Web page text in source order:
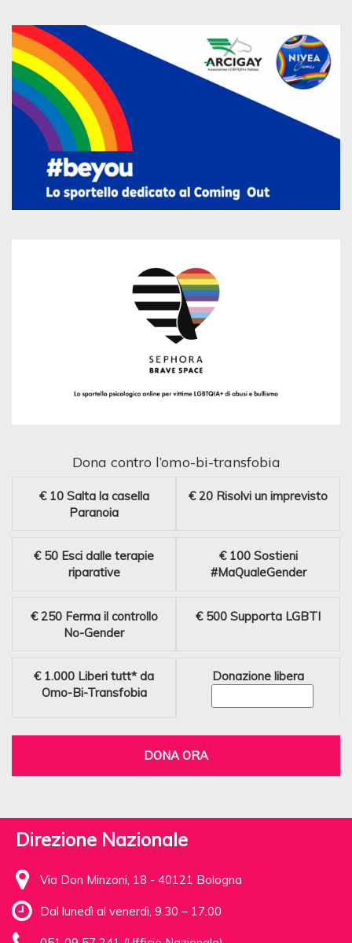
Dona contro l’omo-bi-transfobia
€ 10 Salta la casella
Paranoia
€ 20 Risolvi un imprevisto
€ 50 Esci dalle terapie
riparative
€ 100 Sostieni
#MaQualeGender
€ 250 Ferma il controllo
No-Gender
€ 500 Supporta LGBTI
€ 1.000 Liberi tutt* da
Omo-Bi-Transfobia
Donazione libera
DONA ORA
Direzione Nazionale
Via Don Minzoni, 18 - 40121 Bologna
Dal lunedì al venerdì, 9.30 – 17.00